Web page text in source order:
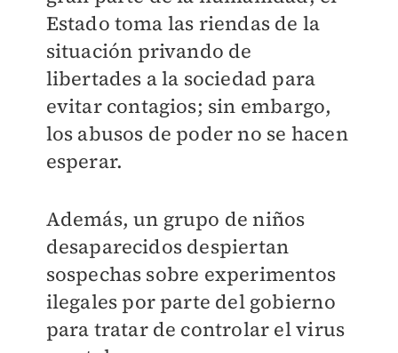
Estado toma las riendas de la
situación privando de
libertades a la sociedad para
evitar contagios; sin embargo,
los abusos de poder no se hacen
esperar.
Además, un grupo de niños
desaparecidos despiertan
sospechas sobre experimentos
ilegales por parte del gobierno
para tratar de controlar el virus